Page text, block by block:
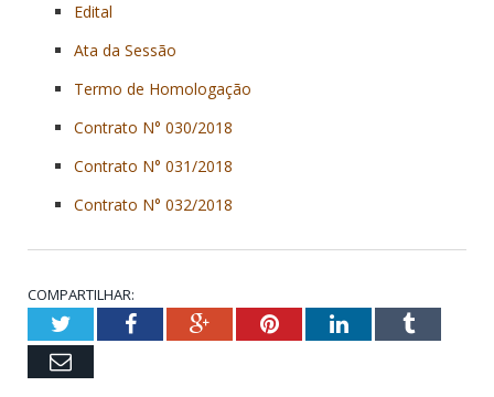
Edital
Ata da Sessão
Termo de Homologação
Contrato N° 030/2018
Contrato N° 031/2018
Contrato N° 032/2018
COMPARTILHAR:
TwitterFacebookGoogle+PinterestLinkedInTumblr
Email